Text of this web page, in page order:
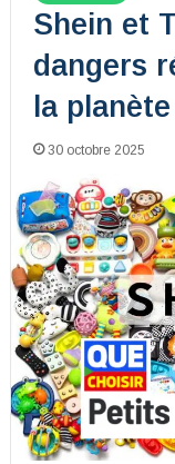
Shein et
dangers
la planète
30 octobre 2025